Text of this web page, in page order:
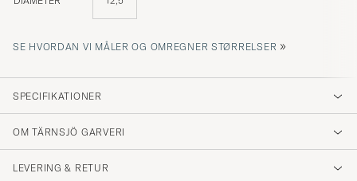
SE HVORDAN VI MÅLER OG OMREGNER STØRRELSER »
SPECIFIKATIONER
OM TÄRNSJÖ GARVERI
LEVERING & RETUR